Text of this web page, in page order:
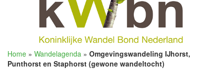
Home » Wandelagenda » Omgevingswandeling IJhorst,
Punthorst en Staphorst (gewone wandeltocht)